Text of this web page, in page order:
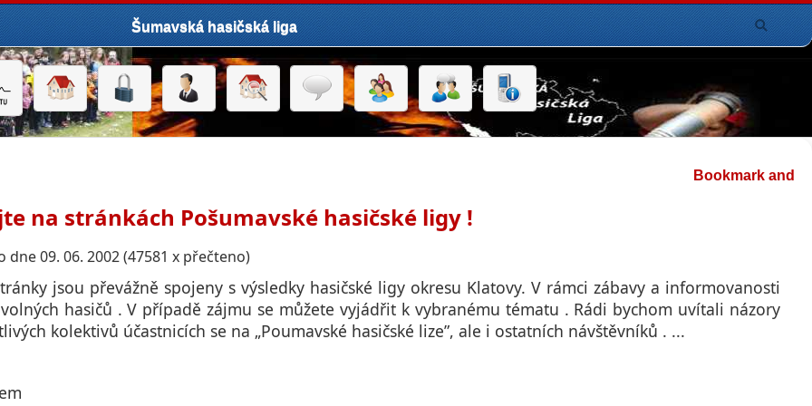
Šumavská hasičská liga
na stránkách Pošumavské hasičské ligy !
dne 09. 06. 2002 (47581 x přečteno)
jsou převážně spojeny s výsledky hasičské ligy okresu Klatovy. V rámci zábavy a informovanosti
hasičů . V případě zájmu se můžete vyjádřit k vybranému tématu . Rádi bychom uvítali názory
kolektivů účastnicích se na „Poumavské hasičské lize”, ale i ostatních návštěvníků . ...